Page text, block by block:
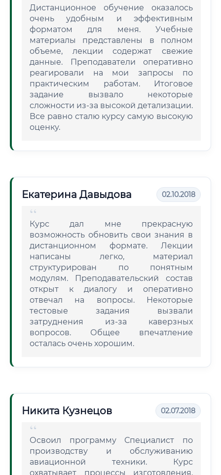
Дистанционное обучение оказалось
очень удобным и эффективным
форматом для меня. Учебные
материалы представлены в полном
объеме, лекции содержат свежие
данные. Преподаватели оперативно
реагировали на мои запросы по
практическим работам. Итоговое
задание вызвало некоторые
сложности из-за высокой детализации.
Все равно сталю курсу самую высокую
оценку.
Екатерина Давыдова 02.10.2018
Курс дал мне прекрасную
возможность обновить свои знания в
дистанционном формате. Лекции
написаны легко, материал
структурирован по понятным
модулям. Преподавательский состав
открыт к диалогу и оперативно
отвечал на вопросы. Некоторые
тестовые задания вызвали
затруднения из-за каверзных
вопросов. Общее впечатление
осталась очень хорошим.
Никита Кузнецов 02.07.2018
Освоил программу Специалист по
производству и обслуживанию
авиационной техники. Курс
охватывает процессы изготовления,